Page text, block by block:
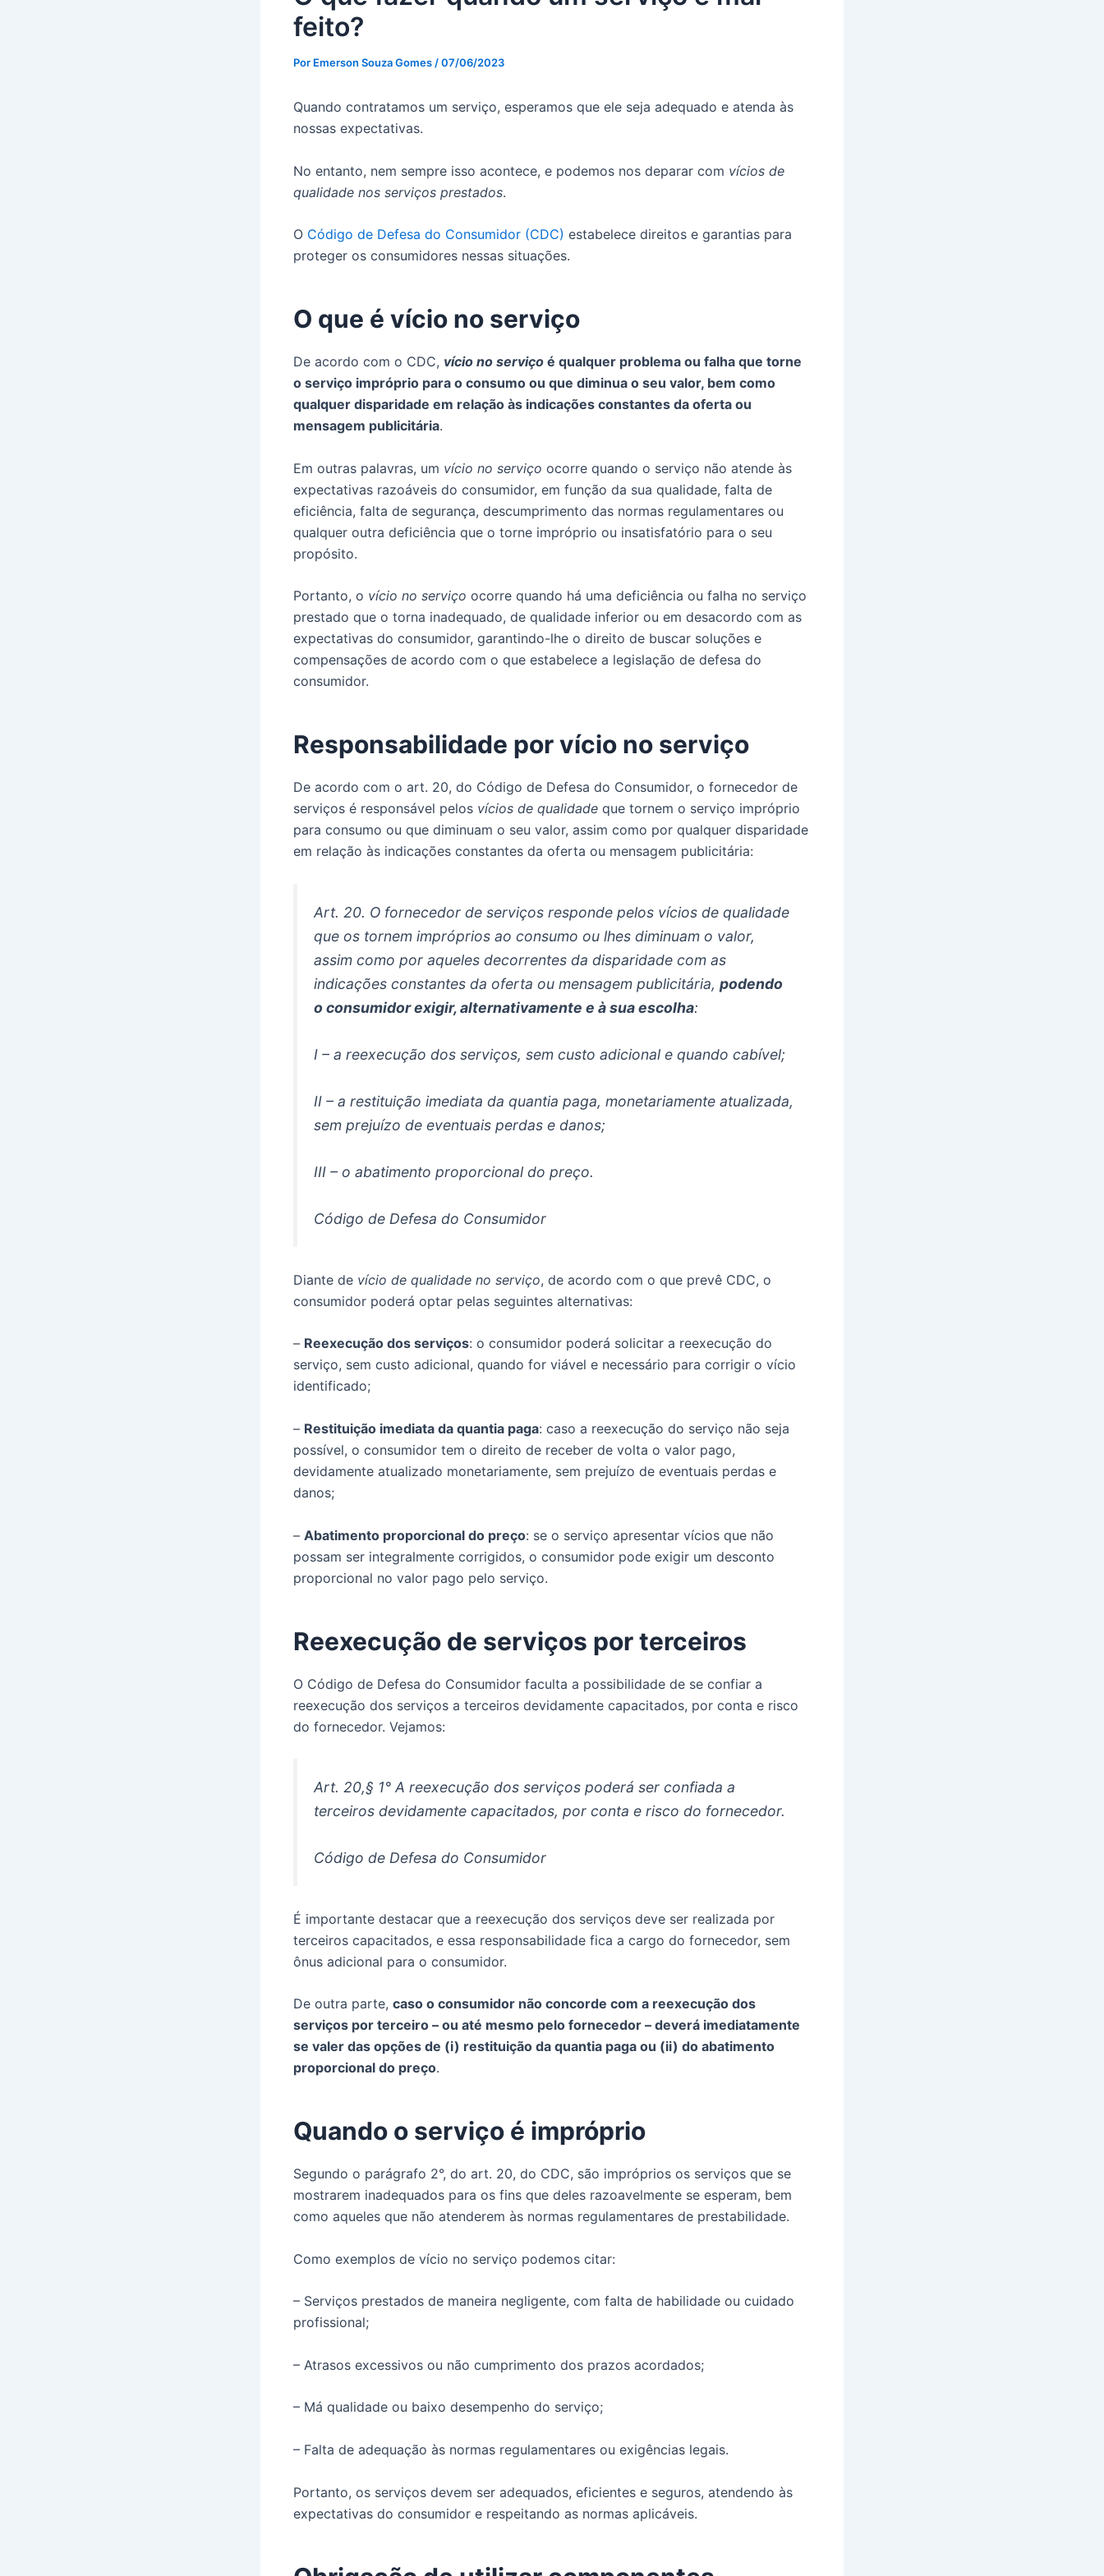
feito?
Por Emerson Souza Gomes /07/06/2023
Quando contratamos um serviço, esperamos que ele seja adequado e atenda às
nossas expectativas.
No entanto, nem sempre isso acontece, e podemos nos deparar com vícios de
qualidade nos serviços prestados.
O Código de Defesa do Consumidor (CDC) estabelece direitos e garantias para
proteger os consumidores nessas situações.
O que é vício no serviço
De acordo com o CDC, vício no serviço é qualquer problema ou falha que torne
o serviço impróprio para o consumo ou que diminua o seu valor, bem como
qualquer disparidade em relação às indicações constantes da oferta ou
mensagem publicitária.
Em outras palavras, um vício no serviço ocorre quando o serviço não atende às
expectativas razoáveis do consumidor, em função da sua qualidade, falta de
eficiência, falta de segurança, descumprimento das normas regulamentares ou
qualquer outra deficiência que o torne impróprio ou insatisfatório para o seu
propósito.
Portanto, o vício no serviço ocorre quando há uma deficiência ou falha no serviço
prestado que o torna inadequado, de qualidade inferior ou em desacordo com as
expectativas do consumidor, garantindo-lhe o direito de buscar soluções e
compensações de acordo com o que estabelece a legislação de defesa do
consumidor.
Responsabilidade por vício no serviço
De acordo com o art. 20, do Código de Defesa do Consumidor, o fornecedor de
serviços é responsável pelos vícios de qualidade que tornem o serviço impróprio
para consumo ou que diminuam o seu valor, assim como por qualquer disparidade
em relação às indicações constantes da oferta ou mensagem publicitária:
Art. 20. O fornecedor de serviços responde pelos vícios de qualidade
que os tornem impróprios ao consumo ou lhes diminuam o valor,
assim como por aqueles decorrentes da disparidade com as
indicações constantes da oferta ou mensagem publicitária, podendo
o consumidor exigir, alternativamente e à sua escolha:
I – a reexecução dos serviços, sem custo adicional e quando cabível;
II – a restituição imediata da quantia paga, monetariamente atualizada,
sem prejuízo de eventuais perdas e danos;
III – o abatimento proporcional do preço.
Código de Defesa do Consumidor
Diante de vício de qualidade no serviço, de acordo com o que prevê CDC, o
consumidor poderá optar pelas seguintes alternativas:
– Reexecução dos serviços: o consumidor poderá solicitar a reexecução do
serviço, sem custo adicional, quando for viável e necessário para corrigir o vício
identificado;
– Restituição imediata da quantia paga: caso a reexecução do serviço não seja
possível, o consumidor tem o direito de receber de volta o valor pago,
devidamente atualizado monetariamente, sem prejuízo de eventuais perdas e
danos;
– Abatimento proporcional do preço: se o serviço apresentar vícios que não
possam ser integralmente corrigidos, o consumidor pode exigir um desconto
proporcional no valor pago pelo serviço.
Reexecução de serviços por terceiros
O Código de Defesa do Consumidor faculta a possibilidade de se confiar a
reexecução dos serviços a terceiros devidamente capacitados, por conta e risco
do fornecedor. Vejamos:
Art. 20,§ 1° A reexecução dos serviços poderá ser confiada a
terceiros devidamente capacitados, por conta e risco do fornecedor.
Código de Defesa do Consumidor
É importante destacar que a reexecução dos serviços deve ser realizada por
terceiros capacitados, e essa responsabilidade fica a cargo do fornecedor, sem
ônus adicional para o consumidor.
De outra parte, caso o consumidor não concorde com a reexecução dos
serviços por terceiro – ou até mesmo pelo fornecedor – deverá imediatamente
se valer das opções de (i) restituição da quantia paga ou (ii) do abatimento
proporcional do preço.
Quando o serviço é impróprio
Segundo o parágrafo 2°, do art. 20, do CDC, são impróprios os serviços que se
mostrarem inadequados para os fins que deles razoavelmente se esperam, bem
como aqueles que não atenderem às normas regulamentares de prestabilidade.
Como exemplos de vício no serviço podemos citar:
– Serviços prestados de maneira negligente, com falta de habilidade ou cuidado
profissional;
– Atrasos excessivos ou não cumprimento dos prazos acordados;
– Má qualidade ou baixo desempenho do serviço;
– Falta de adequação às normas regulamentares ou exigências legais.
Portanto, os serviços devem ser adequados, eficientes e seguros, atendendo às
expectativas do consumidor e respeitando as normas aplicáveis.